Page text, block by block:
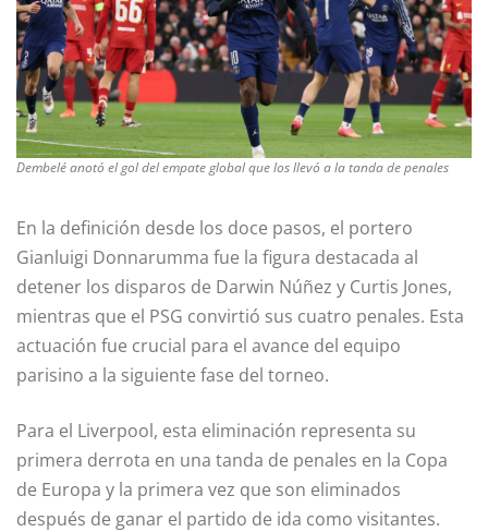
Dembelé anotó el gol del empate global que los llevó a la tanda de penales
En la definición desde los doce pasos, el portero
Gianluigi Donnarumma fue la figura destacada al
detener los disparos de Darwin Núñez y Curtis Jones,
mientras que el PSG convirtió sus cuatro penales. Esta
actuación fue crucial para el avance del equipo
parisino a la siguiente fase del torneo.
Para el Liverpool, esta eliminación representa su
primera derrota en una tanda de penales en la Copa
de Europa y la primera vez que son eliminados
después de ganar el partido de ida como visitantes.